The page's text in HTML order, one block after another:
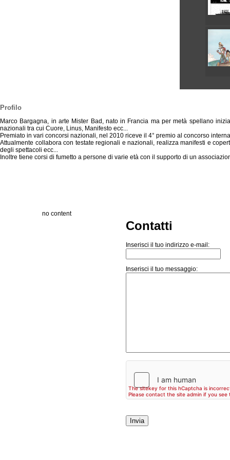
Profilo
Marco Bargagna, in arte Mister Bad, nato in Francia ma per metà spellano
nazionali tra cui Cuore, Linus, Manifesto ecc...
Premiato in vari concorsi nazionali, nel 2010 riceve il 4° premio al concorso
Attualmente collabora con testate regionali e nazionali, realizza manifesti e
degli spettacoli ecc...
Inoltre tiene corsi di fumetto a persone di varie età con il supporto di un
no content
Contatti
Inserisci il tuo indirizzo e-mail:
Inserisci il tuo messaggio: